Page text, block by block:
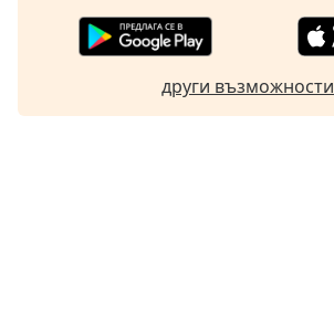
други възможности